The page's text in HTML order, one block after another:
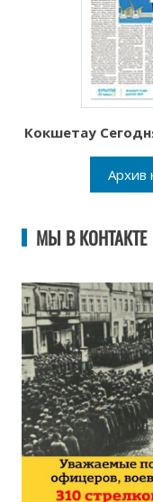
Кокшетау
Архив
МЫ В КОНТАКТЕ